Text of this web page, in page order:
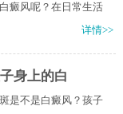
癜风呢？在日常生活
详情>>
身上的白
是不是白癜风？孩子